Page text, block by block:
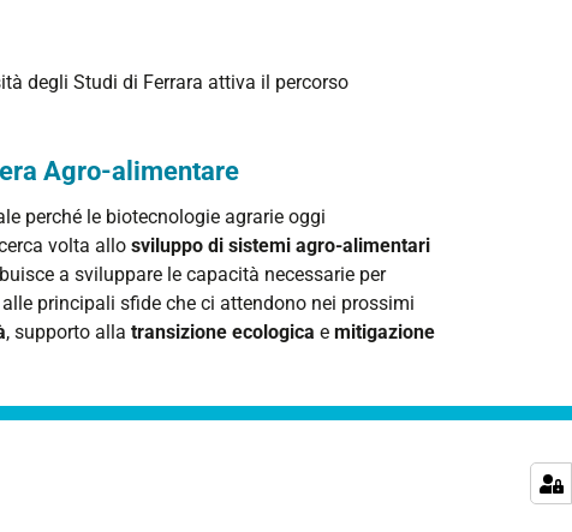
degli Studi di Ferrara attiva il percorso
Agro-alimentare
perché le biotecnologie agrarie oggi
volta allo sviluppo di sistemi agro-alimentari
a sviluppare le capacità necessarie per
principali sfide che ci attendono nei prossimi
, supporto alla transizione ecologica e mitigazione